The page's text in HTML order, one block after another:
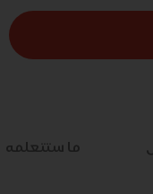
ما ستتعلمه